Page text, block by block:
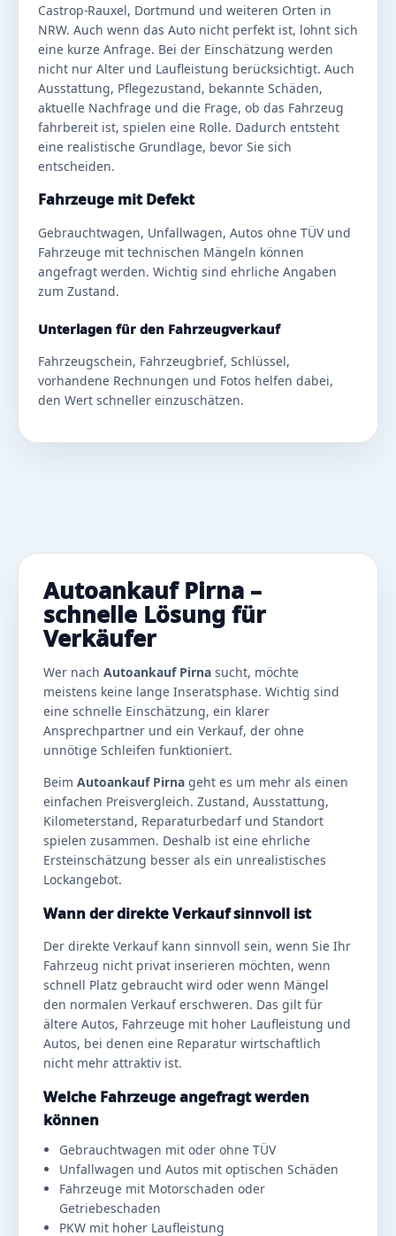
Castrop-Rauxel, Dortmund und weiteren Orten in
NRW. Auch wenn das Auto nicht perfekt ist, lohnt sich
eine kurze Anfrage. Bei der Einschätzung werden
nicht nur Alter und Laufleistung berücksichtigt. Auch
Ausstattung, Pflegezustand, bekannte Schäden,
aktuelle Nachfrage und die Frage, ob das Fahrzeug
fahrbereit ist, spielen eine Rolle. Dadurch entsteht
eine realistische Grundlage, bevor Sie sich
entscheiden.
Fahrzeuge mit Defekt
Gebrauchtwagen, Unfallwagen, Autos ohne TÜV und
Fahrzeuge mit technischen Mängeln können
angefragt werden. Wichtig sind ehrliche Angaben
zum Zustand.
Unterlagen für den Fahrzeugverkauf
Fahrzeugschein, Fahrzeugbrief, Schlüssel,
vorhandene Rechnungen und Fotos helfen dabei,
den Wert schneller einzuschätzen.
Autoankauf Pirna –
schnelle Lösung für
Verkäufer
Wer nach Autoankauf Pirna sucht, möchte
meistens keine lange Inseratsphase. Wichtig sind
eine schnelle Einschätzung, ein klarer
Ansprechpartner und ein Verkauf, der ohne
unnötige Schleifen funktioniert.
Beim Autoankauf Pirna geht es um mehr als einen
einfachen Preisvergleich. Zustand, Ausstattung,
Kilometerstand, Reparaturbedarf und Standort
spielen zusammen. Deshalb ist eine ehrliche
Ersteinschätzung besser als ein unrealistisches
Lockangebot.
Wann der direkte Verkauf sinnvoll ist
Der direkte Verkauf kann sinnvoll sein, wenn Sie Ihr
Fahrzeug nicht privat inserieren möchten, wenn
schnell Platz gebraucht wird oder wenn Mängel
den normalen Verkauf erschweren. Das gilt für
ältere Autos, Fahrzeuge mit hoher Laufleistung und
Autos, bei denen eine Reparatur wirtschaftlich
nicht mehr attraktiv ist.
Welche Fahrzeuge angefragt werden
können
Gebrauchtwagen mit oder ohne TÜV
Unfallwagen und Autos mit optischen Schäden
Fahrzeuge mit Motorschaden oder
Getriebeschaden
PKW mit hoher Laufleistung